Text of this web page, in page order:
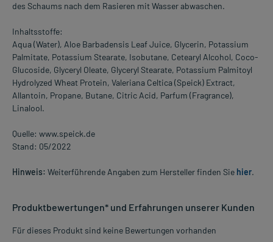
des Schaums nach dem Rasieren mit Wasser abwaschen.
Inhaltsstoffe:
Aqua (Water), Aloe Barbadensis Leaf Juice, Glycerin, Potassium
Palmitate, Potassium Stearate, Isobutane, Cetearyl Alcohol, Coco-
Glucoside, Glyceryl Oleate, Glyceryl Stearate, Potassium Palmitoyl
Hydrolyzed Wheat Protein, Valeriana Celtica (Speick) Extract,
Allantoin, Propane, Butane, Citric Acid, Parfum (Fragrance),
Linalool.
Quelle: www.speick.de
Stand: 05/2022
Hinweis: Weiterführende Angaben zum Hersteller finden Sie hier.
Produktbewertungen* und Erfahrungen unserer Kunden
Für dieses Produkt sind keine Bewertungen vorhanden